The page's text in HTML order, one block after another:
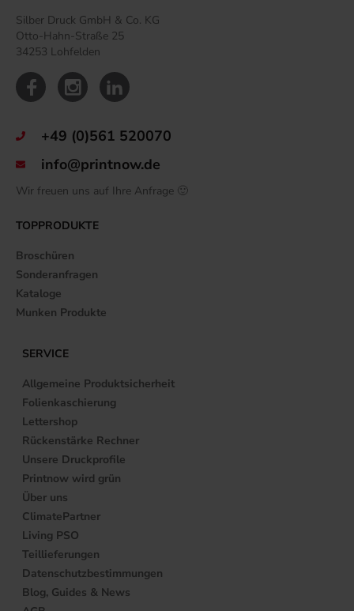
Silber Druck GmbH & Co. KG
Otto-Hahn-Straße 25
34253 Lohfelden
+49 (0)561 520070
info@printnow.de
Wir freuen uns auf Ihre Anfrage 🙂
TOPPRODUKTE
Broschüren
Sonderanfragen
Kataloge
Munken Produkte
SERVICE
Allgemeine Produktsicherheit
Folienkaschierung
Lettershop
Rückenstärke Rechner
Unsere Druckprofile
Printnow wird grün
Über uns
ClimatePartner
Living PSO
Teillieferungen
Datenschutzbestimmungen
Blog, Guides & News